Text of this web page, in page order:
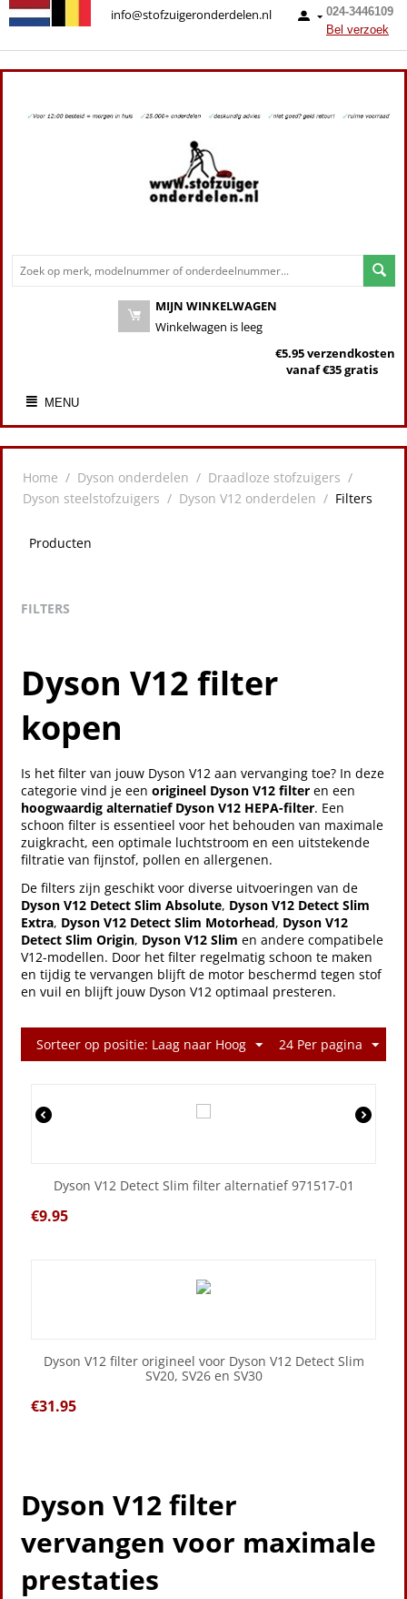
024-3446109
Bel verzoek
info@stofzuigeronderdelen.nl
MIJN WINKELWAGEN
Winkelwagen is leeg
€5.95 verzendkosten
vanaf €35 gratis
MENU
Home / Dyson onderdelen / Draadloze stofzuigers /
Dyson steelstofzuigers / Dyson V12 onderdelen / Filters
Producten
FILTERS
Dyson V12 filter
kopen
Is het filter van jouw Dyson V12 aan vervanging toe? In deze
categorie vind je een origineel Dyson V12 filter en een
hoogwaardig alternatief Dyson V12 HEPA-filter. Een
schoon filter is essentieel voor het behouden van maximale
zuigkracht, een optimale luchtstroom en een uitstekende
filtratie van fijnstof, pollen en allergenen.
De filters zijn geschikt voor diverse uitvoeringen van de
Dyson V12 Detect Slim Absolute, Dyson V12 Detect Slim
Extra, Dyson V12 Detect Slim Motorhead, Dyson V12
Detect Slim Origin, Dyson V12 Slim en andere compatibele
V12-modellen. Door het filter regelmatig schoon te maken
en tijdig te vervangen blijft de motor beschermd tegen stof
en vuil en blijft jouw Dyson V12 optimaal presteren.
Sorteer op positie: Laag naar Hoog 24 Per pagina
Dyson V12 Detect Slim filter alternatief 971517-01
€9.95
Dyson V12 filter origineel voor Dyson V12 Detect Slim
SV20, SV26 en SV30
€31.95
Dyson V12 filter
vervangen voor maximale
prestaties